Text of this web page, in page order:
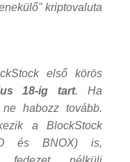
kriptovaluta
első körös
18-ig tart. Ha
habozz tovább.
a BlockStock
és BNOX) is,